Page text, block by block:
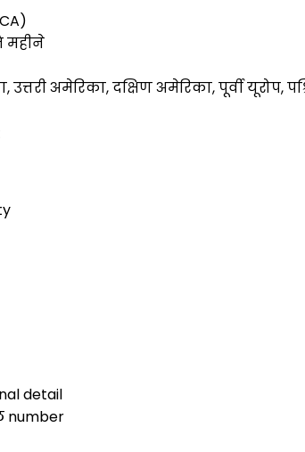
महीने
उत्तरी अमेरिका, दक्षिण अमेरिका, पूर्वी यूरोप,
detail
number